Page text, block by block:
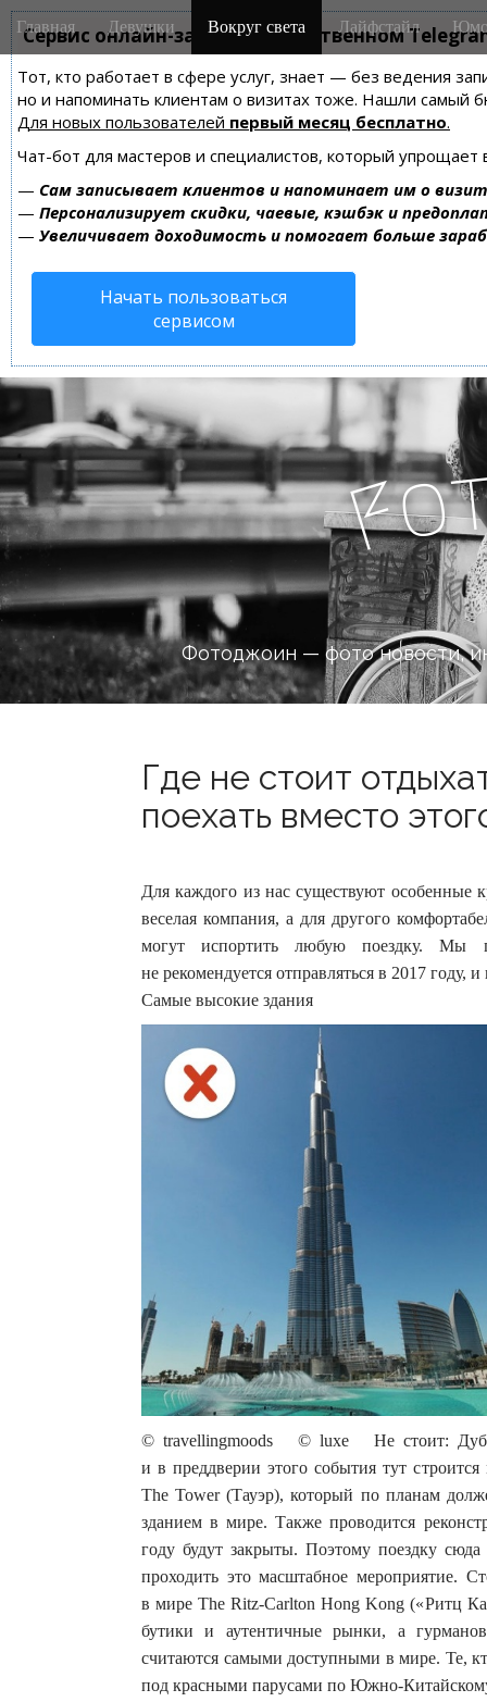
Сервис онлайн-записи на собственном
Тот, кто работает в сфере услуг, знает — без ведения
но и напоминать клиентам о визитах тоже. Нашли самый
Для новых пользователей первый месяц бесплатно.
Чат-бот для мастеров и специалистов, который упрощает
— Сам записывает клиентов и напоминает им о
— Персонализирует скидки, чаевые, кэшбэк и
— Увеличивает доходимость и помогает больше
Начать пользоваться
сервисом
M
a
n
m
e
n
u
i
Главная Девушки Вокруг света Лайфстайл
Fo
Фотоджоин — фото новости,
Где не стоит
поехать вместо
Для каждого из нас существуют особенные
веселая компания, а для другого
могут испортить любую поездку. Мы
не рекомендуется отправляться в 2017 году,
Самые высокие здания
© travellingmoods © luxe Не стоит:
и в преддверии этого события тут
The Tower (Тауэр), который по планам
зданием в мире. Также проводится
году будут закрыты. Поэтому поездку
проходить это масштабное мероприятие.
в мире The Ritz-Carlton Hong Kong («Ритц
бутики и аутентичные рынки, а
считаются самыми доступными в мире. Те,
под красными парусами по Южно-